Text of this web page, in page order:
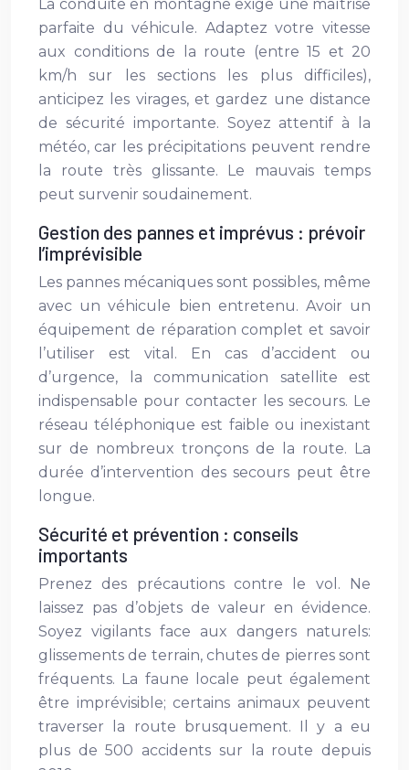
La conduite en montagne exige une maîtrise
parfaite du véhicule. Adaptez votre vitesse
aux conditions de la route (entre 15 et 20
km/h sur les sections les plus difficiles),
anticipez les virages, et gardez une distance
de sécurité importante. Soyez attentif à la
météo, car les précipitations peuvent rendre
la route très glissante. Le mauvais temps
peut survenir soudainement.
Gestion des pannes et imprévus : prévoir
l’imprévisible
Les pannes mécaniques sont possibles, même
avec un véhicule bien entretenu. Avoir un
équipement de réparation complet et savoir
l’utiliser est vital. En cas d’accident ou
d’urgence, la communication satellite est
indispensable pour contacter les secours. Le
réseau téléphonique est faible ou inexistant
sur de nombreux tronçons de la route. La
durée d’intervention des secours peut être
longue.
Sécurité et prévention : conseils
importants
Prenez des précautions contre le vol. Ne
laissez pas d’objets de valeur en évidence.
Soyez vigilants face aux dangers naturels:
glissements de terrain, chutes de pierres sont
fréquents. La faune locale peut également
être imprévisible; certains animaux peuvent
traverser la route brusquement. Il y a eu
plus de 500 accidents sur la route depuis